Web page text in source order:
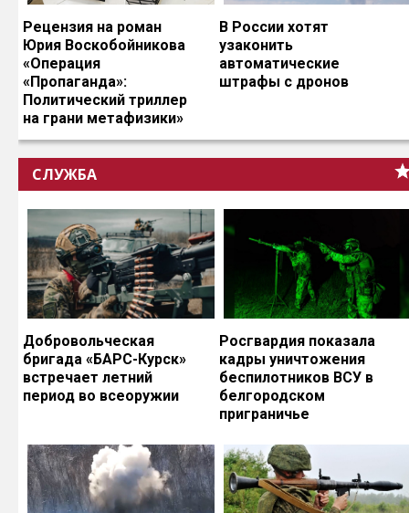
Рецензия на роман
Юрия Воскобойникова
«Операция
«Пропаганда»:
Политический триллер
на грани метафизики»
В России хотят
узаконить
автоматические
штрафы с дронов
СЛУЖБА
Добровольческая
бригада «БАРС-Курск»
встречает летний
период во всеоружии
Росгвардия показала
кадры уничтожения
беспилотников ВСУ в
белгородском
приграничье